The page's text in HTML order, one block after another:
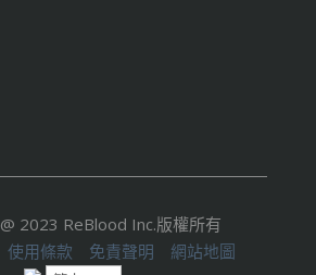
2023 ReBlood Inc.版權所有
使用條款 免責聲明 網站地圖